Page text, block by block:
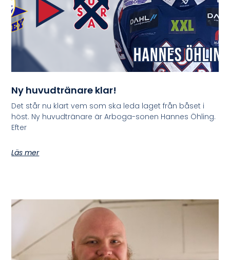
Ny huvudtränare klar!
Det står nu klart vem som ska leda laget från båset i
höst. Ny huvudtränare är Arboga-sonen Hannes Öhling.
Efter
Läs mer